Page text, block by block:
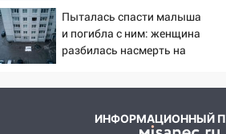
юристы помогли женщине
за плесень на стенах
05:00
Кому 6 августа
05.08.2026
Пыталась спасти малыша
и погибла с ним: женщина
разбилась насмерть на
ИНФОРМАЦИОННЫЙ